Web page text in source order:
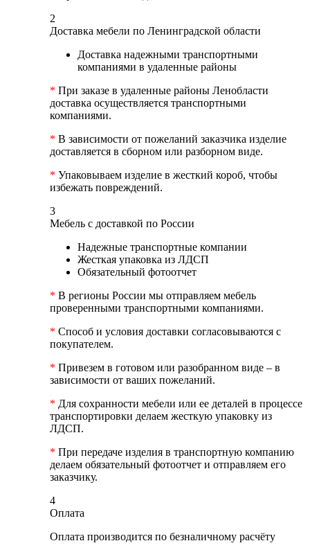
2
Доставка мебели по Ленинградской области
Доставка надежными транспортными
компаниями в удаленные районы
* При заказе в удаленные районы Ленобласти
доставка осуществляется транспортными
компаниями.
* В зависимости от пожеланий заказчика изделие
доставляется в сборном или разборном виде.
* Упаковываем изделие в жесткий короб, чтобы
избежать повреждений.
3
Мебель с доставкой по России
Надежные транспортные компании
Жесткая упаковка из ЛДСП
Обязательный фотоотчет
* В регионы России мы отправляем мебель
проверенными транспортными компаниями.
* Способ и условия доставки согласовываются с
покупателем.
* Привезем в готовом или разобранном виде – в
зависимости от ваших пожеланий.
* Для сохранности мебели или ее деталей в процессе
транспортировки делаем жесткую упаковку из
ЛДСП.
* При передаче изделия в транспортную компанию
делаем обязательный фотоотчет и отправляем его
заказчику.
4
Оплата
Оплата производится по безналичному расчёту